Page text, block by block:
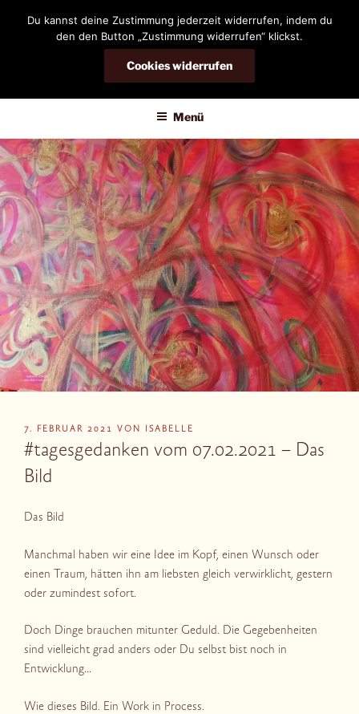
DIANDRA-CIRCLE
Menü
VERÖFFENTLICHT
AM
7. FEBRUAR 2021 VON ISABELLE
#tagesgedanken vom 07.02.2021 – Das
Bild
Das Bild
Manchmal haben wir eine Idee im Kopf, einen Wunsch oder
einen Traum, hätten ihn am liebsten gleich verwirklicht, gestern
oder zumindest sofort.
Doch Dinge brauchen mitunter Geduld. Die Gegebenheiten
sind vielleicht grad anders oder Du selbst bist noch in
Entwicklung…
Wie dieses Bild. Ein Work in Process.
Du kannst deine Zustimmung jederzeit widerrufen, indem du
den den Button „Zustimmung widerrufen“ klickst.
Cookies widerrufen